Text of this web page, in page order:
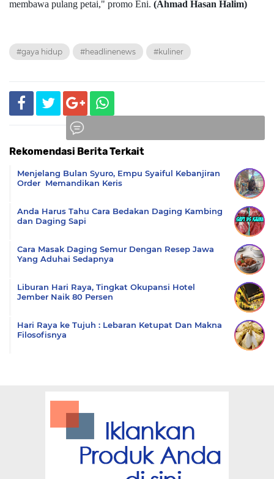
membawa pulang petai," promo Eni. (Ahmad Hasan Halim)
#gaya hidup #headlinenews #kuliner
Rekomendasi Berita Terkait
Menjelang Bulan Syuro, Empu Syaiful Kebanjiran
Order Memandikan Keris
Anda Harus Tahu Cara Bedakan Daging Kambing
dan Daging Sapi
Cara Masak Daging Semur Dengan Resep Jawa
Yang Aduhai Sedapnya
Liburan Hari Raya, Tingkat Okupansi Hotel
Jember Naik 80 Persen
Hari Raya ke Tujuh : Lebaran Ketupat Dan Makna
Filosofisnya